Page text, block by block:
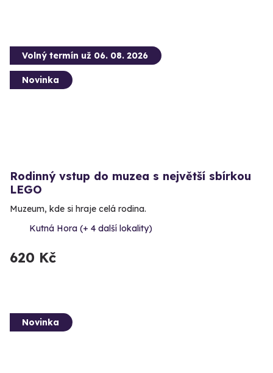
Volný termín už 06. 08. 2026
Novinka
Rodinný vstup do muzea s největší sbírkou
LEGO
Muzeum, kde si hraje celá rodina.
Kutná Hora (+ 4 další lokality)
620 Kč
Novinka